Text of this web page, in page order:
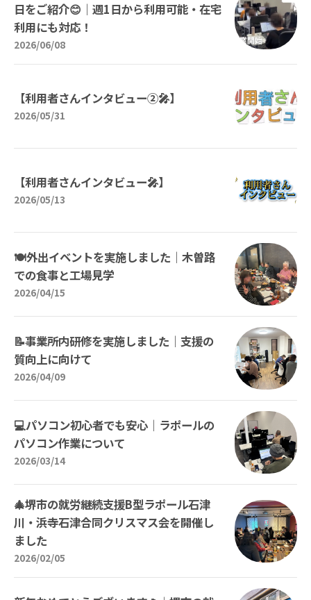
日をご紹介😊｜週1日から利用可能・在宅
利用にも対応！
2026/06/08
【利用者さんインタビュー➁🎤】
2026/05/31
【利用者さんインタビュー🎤】
2026/05/13
🍽️外出イベントを実施しました｜木曽路
での食事と工場見学
2026/04/15
📝事業所内研修を実施しました｜支援の
質向上に向けて
2026/04/09
💻パソコン初心者でも安心｜ラポールの
パソコン作業について
2026/03/14
🎄堺市の就労継続支援B型ラポール石津
川・浜寺石津合同クリスマス会を開催し
ました
2026/02/05